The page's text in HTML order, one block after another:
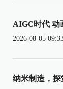
AIGC时代 动
2026-08-05
纳米制造，